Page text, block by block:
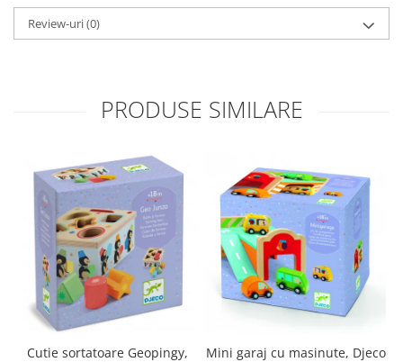
Review-uri(0)
PRODUSE SIMILARE
Cutie sortatoare Geopingy,
Mini garaj cu masinute, Djeco